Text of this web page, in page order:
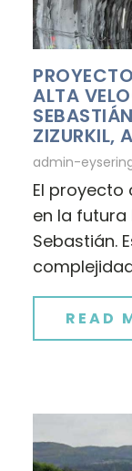
ALTA
ZIZURKIL,
admin-
El proyecto
en la futura
Sebastián.
READ